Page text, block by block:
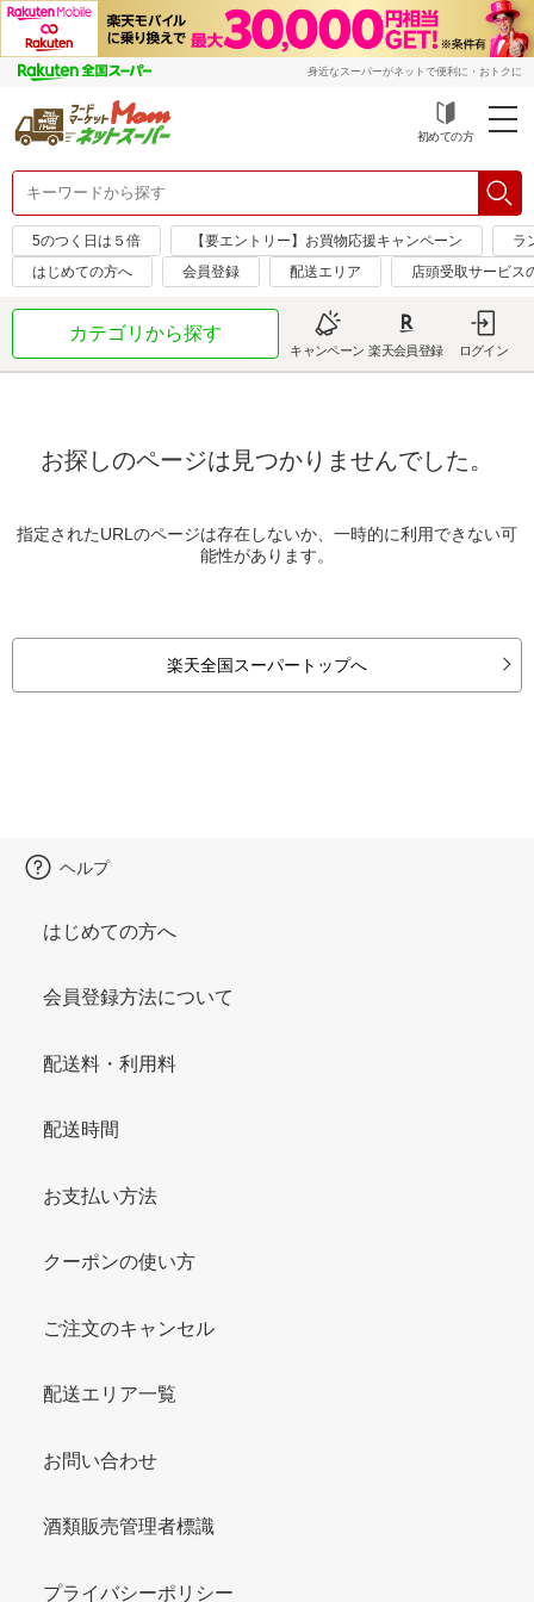
身近なスーパーがネットで便利に・おトクに
初めての方
5のつく日は５倍 【要エントリー】お買物応援キャンペーン
ラ
はじめての方へ
会員登録 配送エリア 店頭受取サービス
カテゴリから探す
キャンペーン 楽天会員登録 ログイン
お探しのページは見つかりませんでした。
指定されたURLのページは存在しないか、一時的に利用できない可
能性があります。
楽天全国スーパートップへ
ヘルプ
はじめての方へ
会員登録方法について
配送料・利用料
配送時間
お支払い方法
クーポンの使い方
ご注文のキャンセル
配送エリア一覧
お問い合わせ
酒類販売管理者標識
プライバシーポリシー